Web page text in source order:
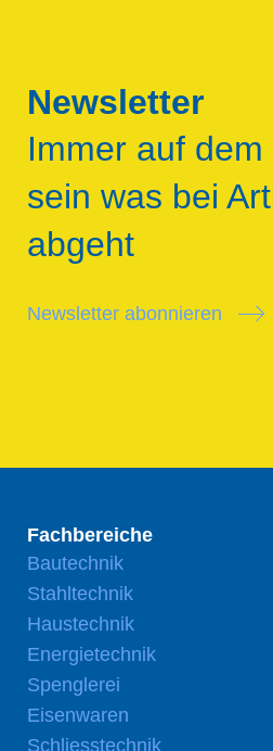
Newsletter
Immer auf
sein was bei
abgeht
Newsletter abonnieren
Fachbereiche
Bautechnik
Stahltechnik
Haustechnik
Energietechnik
Spenglerei
Eisenwaren
Schliesstechnik